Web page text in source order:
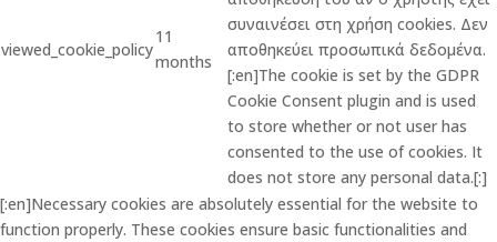
viewed_cookie_policy
11
months
συναινέσει στη χρήση cookies. Δεν
αποθηκεύει προσωπικά δεδομένα.
[:en]The cookie is set by the GDPR
Cookie Consent plugin and is used
to store whether or not user has
consented to the use of cookies. It
does not store any personal data.[:]
[:en]Necessary cookies are absolutely essential for the website to
function properly. These cookies ensure basic functionalities and